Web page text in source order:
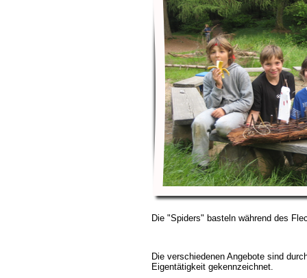
Die "Spiders" basteln während des
Die verschiedenen Angebote sind
Eigentätigkeit gekennzeichnet.